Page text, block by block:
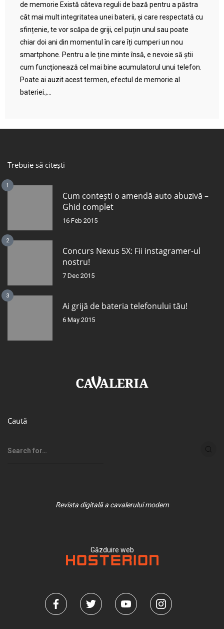
de memorie Există câteva reguli de bază pentru a păstra
cât mai mult integritatea unei baterii, și care respectată cu
sfințenie, te vor scăpa de griji, cel puțin unul sau poate
chiar doi ani din momentul în care îți cumperi un nou
smartphone. Pentru a le ține minte însă, e nevoie să știi
cum funcționează cel mai bine acumulatorul unui telefon.
Poate ai auzit acest termen, efectul de memorie al
bateriei.,...
Trebuie să citești
1
Cum contești o amendă auto abuzivă –
Ghid complet
16 Feb 2015
2
Concurs Nexus 5X: Fii instagramer-ul
nostru!
7 Dec 2015
3
Ai grijă de bateria telefonului tău!
6 May 2015
Caută
Revista digitală a cavalerului modern
Găzduire web